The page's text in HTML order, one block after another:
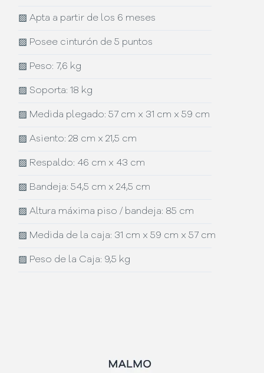
▨Apta a partir de los 6 meses
▨ Posee cinturón de 5 puntos
▨ Peso: 7,6 kg
▨ Soporta: 18 kg
▨ Medida plegado: 57 cm x 31 cm x 59 cm
▨Asiento: 28 cm x 21,5 cm
▨ Respaldo: 46 cm x 43 cm
▨ Bandeja: 54,5 cm x 24,5 cm
▨Altura máxima piso / bandeja: 85 cm
▨ Medida de la caja: 31 cm x 59 cm x 57 cm
▨ Peso de la Caja: 9,5 kg